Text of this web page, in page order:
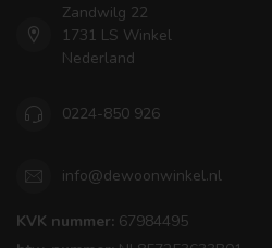
Zandwilg 22
1731 LS Winkel
Nederland
0224-850 926
info@dewoonwinkel.nl
KVK nummer: 67984495